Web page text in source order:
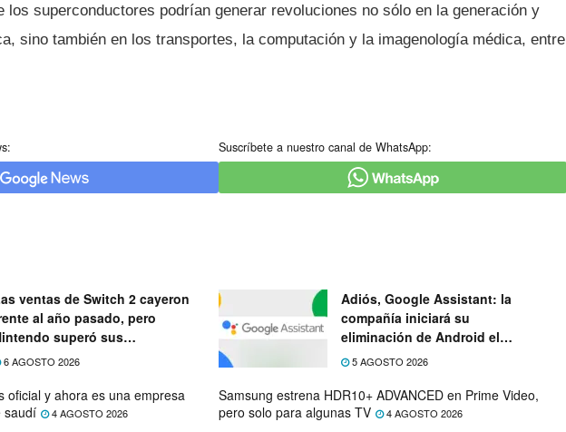
los superconductores podrí­an generar revoluciones no sólo en la generación y
sino también en los transportes, la computación y la imagenologí­a médica, entre
Suscríbete a nuestro canal de WhatsApp:
ventas de Switch 2 cayeron
al año pasado, pero
superó sus
6 AGOSTO 2026
Adiós, Google Assistant: la
compañía iniciará su
eliminación de Android el
próximo mes
5 AGOSTO 2026
oficial y ahora es una empresa
saudí
4 AGOSTO 2026
Samsung estrena HDR10+ ADVANCED en Prime Video,
pero solo para algunas TV
4 AGOSTO 2026